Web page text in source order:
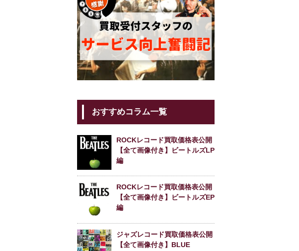
おすすめコラム一覧
ROCKレコード買取価格表公開
【全て画像付き】ビートルズLP
編
ROCKレコード買取価格表公開
【全て画像付き】ビートルズEP
編
ジャズレコード買取価格表公開
【全て画像付き】BLUE